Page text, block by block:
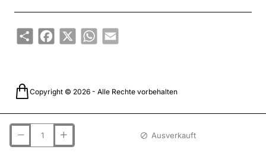
Ausverkauft
ShareFacebook
X WhatsApp
Email
Copyright © 2026 - Alle Rechte vorbehalten